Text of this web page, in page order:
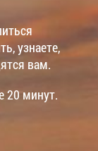
узнаете,
вам.
20 минут.